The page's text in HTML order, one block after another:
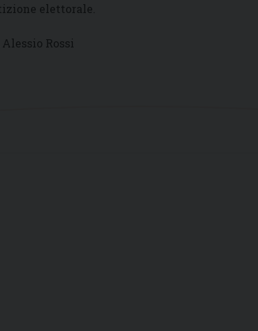
elettorale.
Rossi